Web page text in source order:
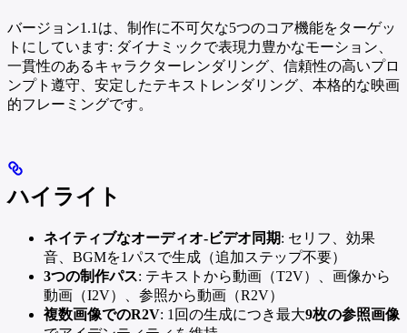
バージョン1.1は、制作に不可欠な5つのコア機能をターゲッ
トにしています: ダイナミックで表現力豊かなモーション、
一貫性のあるキャラクターレンダリング、信頼性の高いプロ
ンプト遵守、安定したテキストレンダリング、本格的な映画
的フレーミングです。
ハイライト
ネイティブなオーディオ-ビデオ同期: セリフ、効果
音、BGMを1パスで生成（追加ステップ不要）
3つの制作パス: テキストから動画（T2V）、画像から
動画（I2V）、参照から動画（R2V）
複数画像でのR2V: 1回の生成につき最大9枚の参照画像